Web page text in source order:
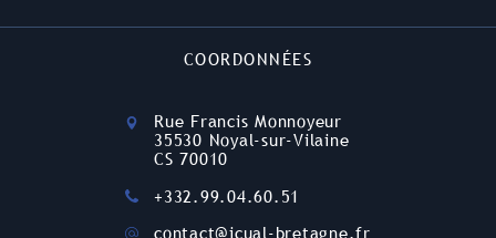
COORDONNÉES
Rue Francis Monnoyeur
35530 Noyal-sur-Vilaine
CS 70010
+332.99.04.60.51
contact@icual-bretagne.fr